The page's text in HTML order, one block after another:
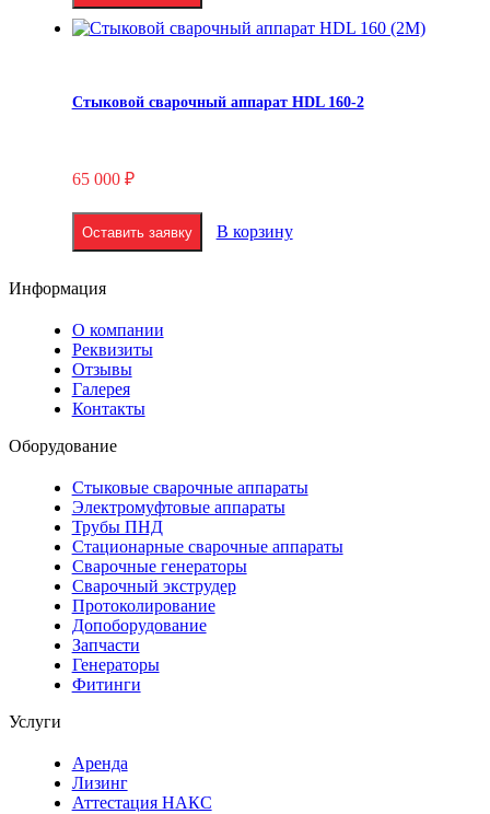
Стыковой сварочный аппарат HDL 160-2
65 000 ₽
Оставить заявку В корзину
Информация
О компании
Реквизиты
Отзывы
Галерея
Контакты
Оборудование
Стыковые сварочные аппараты
Электромуфтовые аппараты
Трубы ПНД
Стационарные сварочные аппараты
Сварочные генераторы
Сварочный экструдер
Протоколирование
Допоборудование
Запчасти
Генераторы
Фитинги
Услуги
Аренда
Лизинг
Аттестация НАКС